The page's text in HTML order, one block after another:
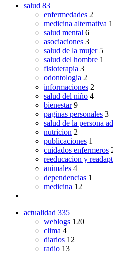
salud 83
enfermedades 2
medicina alternativa
salud mental 6
asociaciones 3
salud de la mujer 5
salud del hombre 1
fisioterapia 3
odontologia 2
informaciones 2
salud del niño 4
bienestar 9
paginas personales 3
salud de la persona
nutricion 2
publicaciones 1
cuidados enfermeros
reeducacion y
animales 4
dependencias 1
medicina 12
actualidad 335
weblogs 120
clima 4
diarios 12
radio 13